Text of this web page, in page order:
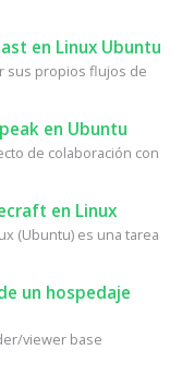
en Linux Ubuntu
sus propios flujos de
en Ubuntu
de colaboración con
en Linux
(Ubuntu) es una tarea
un hospedaje
viewer base